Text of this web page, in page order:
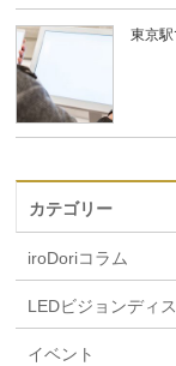
東京
カテゴリー
iroDoriコラム
LEDビジョンディ
イベント